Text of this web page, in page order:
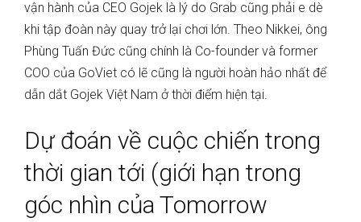
vận hành của CEO Gojek là lý do Grab cũng phải e dè
khi tập đoàn này quay trở lại chơi lớn. Theo Nikkei, ông
Phùng Tuấn Đức cũng chính là Co-founder và former
COO của GoViet có lẽ cũng là người hoàn hảo nhất để
dẫn dắt Gojek Việt Nam ở thời điểm hiện tại.
Dự đoán về cuộc chiến trong
thời gian tới (giới hạn trong
góc nhìn của Tomorrow